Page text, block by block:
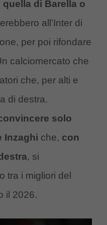
di Barella o
all’Inter di
per poi rifondare
calciomercato che
che, per alti e
di destra.
solo
Inzaghi che, con
, si
tra i migliori del
il 2026.